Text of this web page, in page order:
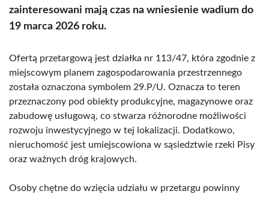
zainteresowani mają czas na wniesienie wadium do
19 marca 2026 roku.
Ofertą przetargową jest działka nr 113/47, która zgodnie z
miejscowym planem zagospodarowania przestrzennego
została oznaczona symbolem 29.P/U. Oznacza to teren
przeznaczony pod obiekty produkcyjne, magazynowe oraz
zabudowę usługową, co stwarza różnorodne możliwości
rozwoju inwestycyjnego w tej lokalizacji. Dodatkowo,
nieruchomość jest umiejscowiona w sąsiedztwie rzeki Pisy
oraz ważnych dróg krajowych.
Osoby chętne do wzięcia udziału w przetargu powinny